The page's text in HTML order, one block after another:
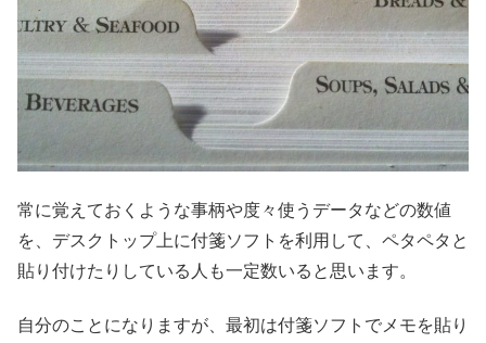
常に覚えておくような事柄や度々使うデータなどの数値
を、デスクトップ上に付箋ソフトを利用して、ペタペタと
貼り付けたりしている人も一定数いると思います。
自分のことになりますが、最初は付箋ソフトでメモを貼り